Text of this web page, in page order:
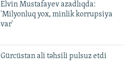
Elvin Mustafayev azadlıqda:
'Milyonluq yox, minlik korrupsiya
var'
Gürcüstan ali təhsili pulsuz etdi